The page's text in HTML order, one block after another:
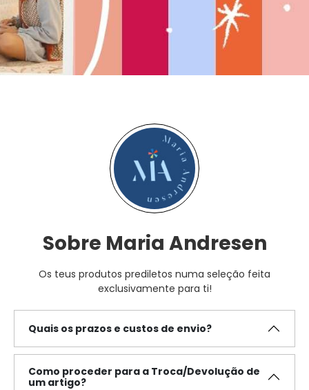
Sobre Maria Andresen
Os teus produtos prediletos numa seleção feita
exclusivamente para ti!
Quais os prazos e custos de envio?
Como proceder para a Troca/Devolução de
um artigo?